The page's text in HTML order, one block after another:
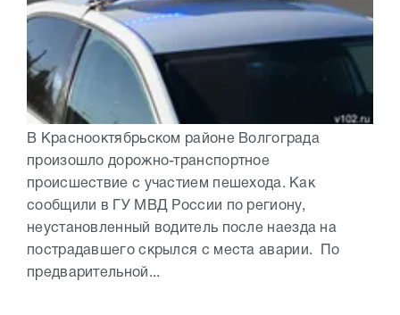
В Краснооктябрьском районе Волгограда
произошло дорожно-транспортное
происшествие с участием пешехода. Как
сообщили в ГУ МВД России по региону,
неустановленный водитель после наезда на
пострадавшего скрылся с места аварии. По
предварительной...